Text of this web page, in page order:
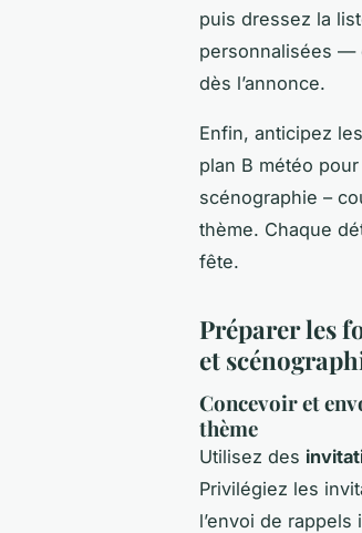
puis dressez la
personnalisées —
dès l’annonce.
Enfin, anticipez
plan B météo
scénographie –
thème. Chaque
fête.
Préparer les
et
Concevoir et
thème
Utilisez des
Privilégiez les
l’envoi de